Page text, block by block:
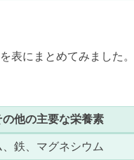
表にまとめてみました。
の他の主要な栄養素
、鉄、マグネシウム